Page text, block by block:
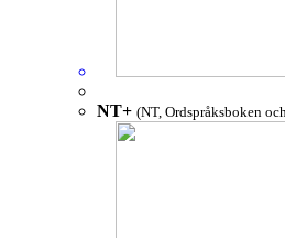
NT+ (NT, Ordspråksboken